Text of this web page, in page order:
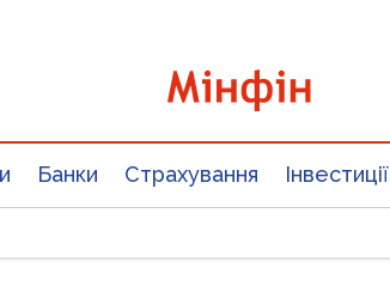
Банки Страхування Інвестиції